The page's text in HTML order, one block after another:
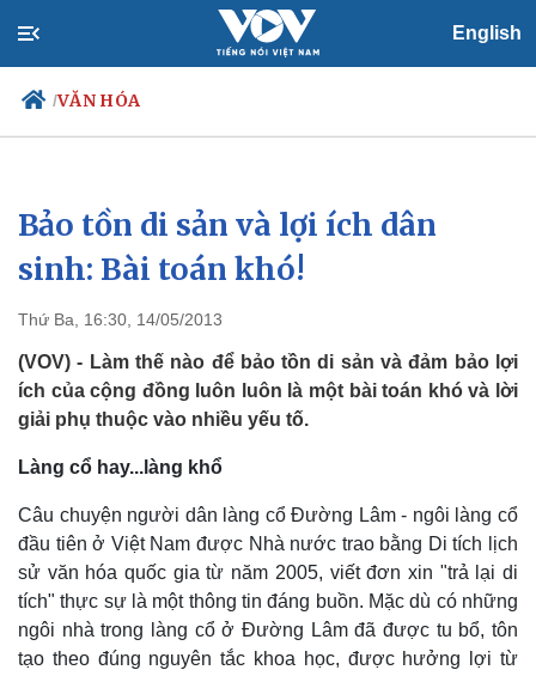
English
/VĂN HÓA
Chính trị
Đảng
Tổ chức nhân sự
Nhận diện sự thật
Xã hội
Tin 24h
Dự báo thời tiết
Việc làm
Biển đảo
Bảo tồn di sản và lợi ích dân
sinh: Bài toán khó!
Thứ Ba, 16:30, 14/05/2013
(VOV) - Làm thế nào để bảo tồn di sản và đảm bảo lợi
ích của cộng đồng luôn luôn là một bài toán khó và lời
giải phụ thuộc vào nhiều yếu tố.
Làng cổ hay...làng khổ
Câu chuyện người dân làng cổ Đường Lâm - ngôi làng cổ
đầu tiên ở Việt Nam được Nhà nước trao bằng Di tích lịch
sử văn hóa quốc gia từ năm 2005, viết đơn xin "trả lại di
tích" thực sự là một thông tin đáng buồn. Mặc dù có những
ngôi nhà trong làng cổ ở Đường Lâm đã được tu bổ, tôn
tạo theo đúng nguyên tắc khoa học, được hưởng lợi từ